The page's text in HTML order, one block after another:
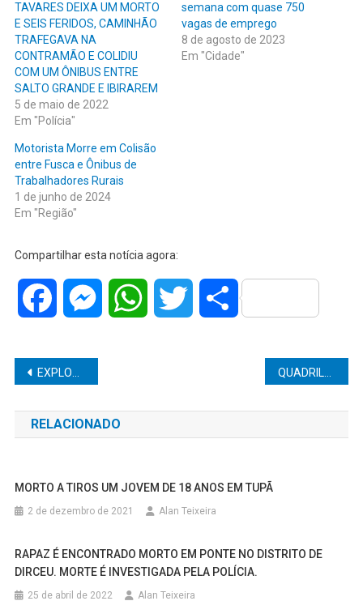
TAVARES DEIXA UM MORTO
E SEIS FERIDOS, CAMINHÃO
TRAFEGAVA NA
CONTRAMÃO E COLIDIU
COM UM ÔNIBUS ENTRE
SALTO GRANDE E IBIRAREM
5 de maio de 2022
Em "Polícia"
semana com quase 750
vagas de emprego
8 de agosto de 2023
Em "Cidade"
Motorista Morre em Colisão
entre Fusca e Ônibus de
Trabalhadores Rurais
1 de junho de 2024
Em "Região"
Compartilhar esta notícia agora:
Facebook MessengerWhatsAppTwitter Share
Navegação
de
Post
EXPLOSÃO DE POSTO EM RIO CLARO DEIXA FERIDOS E ASSUSTA A POPULAÇÃO QUADRILHA DO PIX É PRESA EM SÃO PAULO
RELACIONADO
MORTO A TIROS UM JOVEM DE 18 ANOS EM TUPÃ
2 de dezembro de 2021 Alan Teixeira
RAPAZ É ENCONTRADO MORTO EM PONTE NO DISTRITO DE
DIRCEU. MORTE É INVESTIGADA PELA POLÍCIA.
25 de abril de 2022 Alan Teixeira